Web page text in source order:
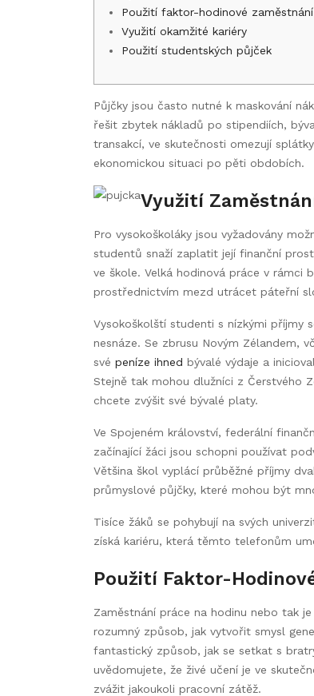
Použití faktor-hodinové zaměstnání
Využití okamžité kariéry
Použití studentských půjček
Půjčky jsou často nutné k maskování
řešit zbytek nákladů po stipendiích,
transakcí, ve skutečnosti omezují
ekonomickou situaci po pěti obdobích.
Využití
Pro vysokoškoláky jsou vyžadovány
studentů snaží zaplatit její finanční
ve škole. Velká hodinová práce v rámci
prostřednictvím mezd utrácet páteřní
Vysokoškolští studenti s nízkými příjmy
nesnáze. Se zbrusu Novým Zélandem,
své peníze ihned bývalé výdaje a
Stejně tak mohou dlužníci z Čerstvého
chcete zvýšit své bývalé platy.
Ve Spojeném království, federální
začínající žáci jsou schopni používat
Většina škol vyplácí průběžné příjmy
průmyslové půjčky, které mohou být
Tisíce žáků se pohybují na svých
získá kariéru, která těmto telefonům
Použití Faktor-
Zaměstnání práce na hodinu nebo tak
rozumný způsob, jak vytvořit smysl
fantastický způsob, jak se setkat s
uvědomujete, že živé učení je ve
zvážit jakoukoli pracovní zátěž.